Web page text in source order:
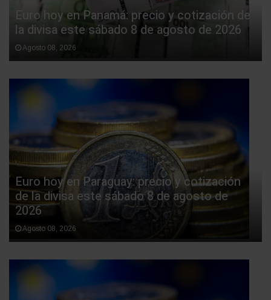
Euro hoy en Panamá: precio y cotización de
la divisa este sábado 8 de agosto de 2026
Agosto 08, 2026
Euro hoy en Paraguay: precio y cotización
de la divisa este sábado 8 de agosto de
2026
Agosto 08, 2026